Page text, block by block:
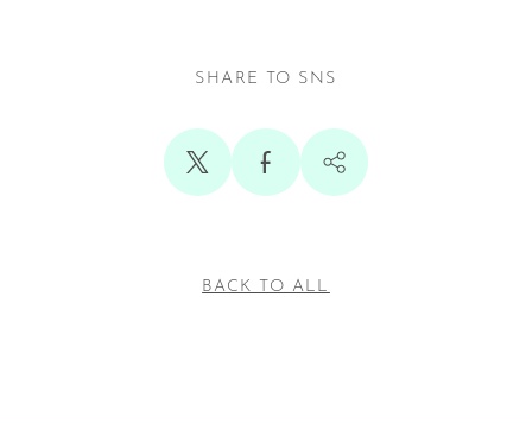
SHARE TO SNS
BACK TO ALL